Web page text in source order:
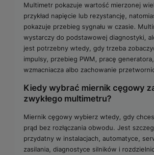
Multimetr pokazuje wartość mierzonej
przykład napięcie lub rezystancję,
pokazuje przebieg sygnału w czasie.
wystarczy do podstawowej diagnostyki,
jest potrzebny wtedy, gdy trzeba
impulsy, przebieg PWM, pracę
wzmacniacza albo zachowanie
Kiedy wybrać miernik cęgowy
zwykłego multimetru?
Miernik cęgowy wybierz wtedy, gdy
prąd bez rozłączania obwodu. Jest
przydatny w instalacjach, automatyce,
zasilania, diagnostyce silników i